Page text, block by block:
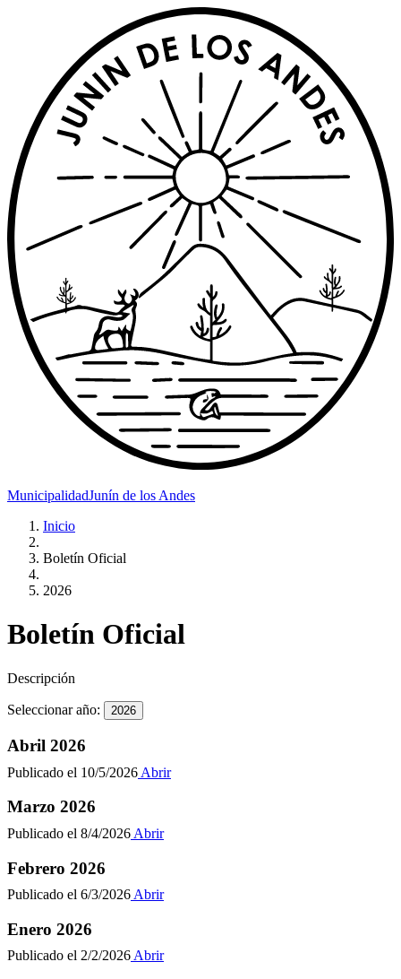
MunicipalidadJunín de los Andes
Inicio
Boletín Oficial
2026
Boletín Oficial
Descripción
Seleccionar año: 2026
Abril 2026
Publicado el 10/5/2026 Abrir
Marzo 2026
Publicado el 8/4/2026 Abrir
Febrero 2026
Publicado el 6/3/2026 Abrir
Enero 2026
Publicado el 2/2/2026 Abrir